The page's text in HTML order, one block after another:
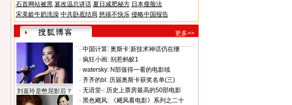
石首网站被黑 篡改温总讲话 夏日减肥秘方 日本瘦脸法
宋美龄牛奶洗澡 中共卧底结局 慈禧不快乐 侵略中国报告
更多>>
刘嘉玲是憋屈影后？
· 中国计算: 奥斯卡:新技术神话仍在继
· 疯狂小画: 别惹蚂蚁1
· watersky: N部值得一看的电影续
· 齐齐的bl: 历届奥斯卡获奖名单(三)
· 无语堂-: 历史上票房最高的50部电影
· 黑色飓风:
《飓风看电影》系列之二十